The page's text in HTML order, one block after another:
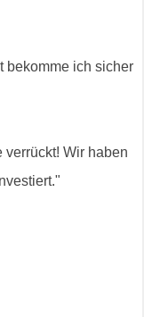
bekomme ich sicher
Wir haben